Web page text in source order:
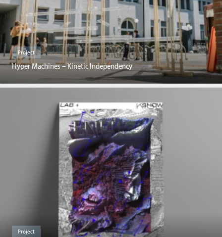
Project
Hyper Machines – Kinetic Independency
Project